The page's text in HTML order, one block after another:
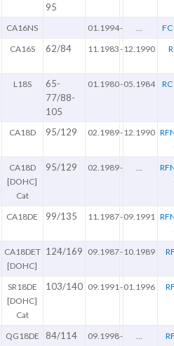
95
CA16NS 01.1994- FC
CA16S 62/84 11.1983-12.1990
L18S
65-
77/88-
105
01.1980-05.1984
CA18D 95/129 02.1989-12.1990
CA18D
[DOHC]
Cat
95/129 02.1989-
CA18DE 99/135 11.1987-09.1991
CA18DET
[DOHC]
124/169 09.1987-10.1989
SR18DE
[DOHC]
Cat
103/140 09.1991 -01.1996
QG18DE 84/114 09.1998-